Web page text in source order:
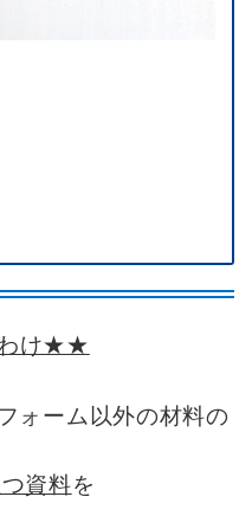
け★★
ム以外の材料の
資料を